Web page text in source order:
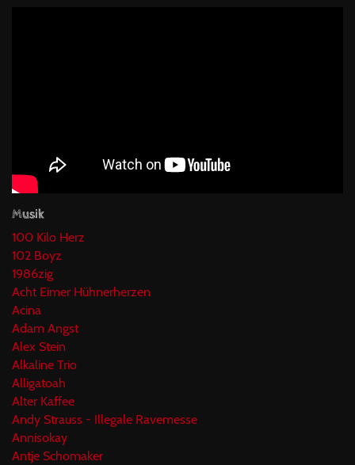
Musik
100 Kilo Herz
102 Boyz
1986zig
Acht Eimer Hühnerherzen
Acina
Adam Angst
Alex Stein
Alkaline Trio
Alligatoah
Alter Kaffee
Andy Strauss - Illegale Ravemesse
Annisokay
Antje Schomaker